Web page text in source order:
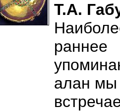
Т.А.
раннее
алан мы